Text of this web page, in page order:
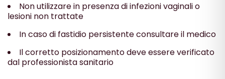
Non utilizzare in presenza di infezioni vaginali o
lesioni non trattate
In caso di fastidio persistente consultare il medico
Il corretto posizionamento deve essere verificato
dal professionista sanitario